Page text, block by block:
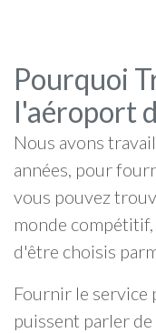
Pourquoi
l'aéroport
Nous avons
années, pour
vous pouvez
monde
d'être choisis
Fournir le service
puissent parler